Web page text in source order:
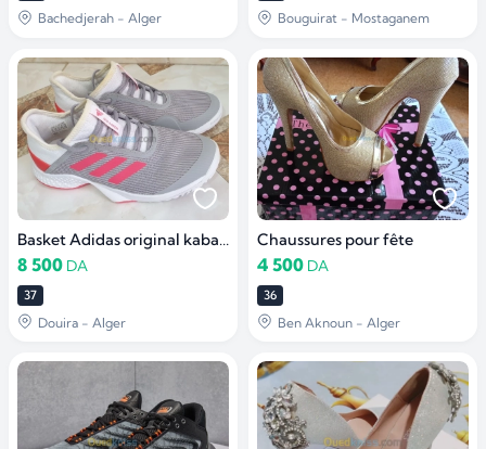
Bachedjerah - Alger Bouguirat - Mostaganem
Basket Adidas original kaba pour femme
8 500 DA
37
Douira - Alger
Chaussures pour fête
4 500 DA
36
Ben Aknoun - Alger